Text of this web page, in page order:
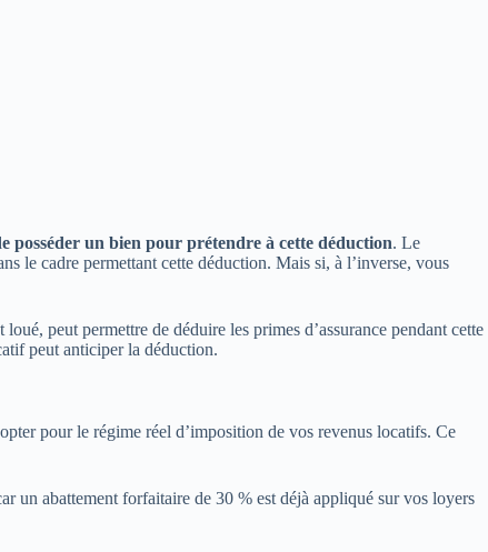
posséder un bien pour prétendre à cette déduction. Le
le cadre permettant cette déduction. Mais si, à l’inverse, vous
peut permettre de déduire les primes d’assurance pendant cette
peut anticiper la déduction.
pour le régime réel d’imposition de vos revenus locatifs. Ce
un abattement forfaitaire de 30 % est déjà appliqué sur vos loyers